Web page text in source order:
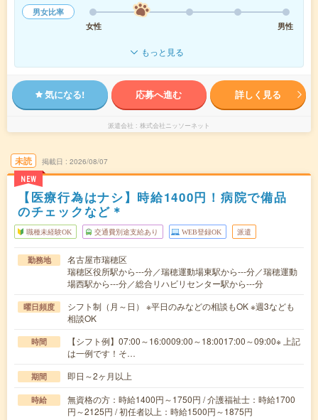
男女比率
女性
男性
もっと見る
気になる! 応募へ進む 詳しく見る
派遣会社 株式会社ニッソーネット
未読
NEW
掲載日 2026/08/07
【医療行為はナシ】時給1400円！病院で備品
のチェックなど＊
職種未経験OK 交通費別途支給あり WEB登録OK 派遣
勤務地
名古屋市瑞穂区
瑞穂区役所駅から---分／瑞穂運動場東駅から---分／瑞穂運動
場西駅から---分／総合リハビリセンター駅から---分
曜日頻度
シフト制（月～日） ※平日のみなどの相談もOK ※週3なども
相談OK
時間
【シフト例】07:00～16:0009:00～18:0017:00～09:00※ 上記
は一例です！そ…
期間 即日～2ヶ月以上
時給
無資格の方：時給1400円～1750円 / 介護福祉士：時給1700
円～2125円 / 初任者以上：時給1500円～1875円